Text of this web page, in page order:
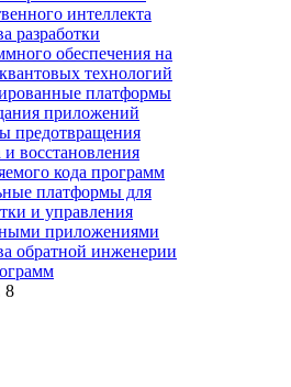
интеллекта
разработки
обеспечения на
технологий
платформы
приложений
предотвращения
и восстановления
кода программ
платформы для
и управления
приложениями
обратной инженерии